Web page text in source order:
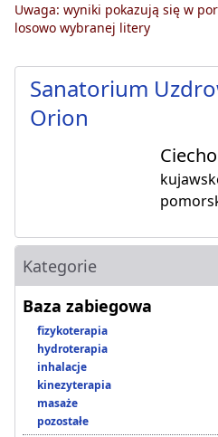
Uwaga: wyniki pokazują się w
losowo wybranej litery
Sanatorium
Orion
Kategorie
Baza zabiegowa
fizykoterapia
hydroterapia
inhalacje
kinezyterapia
masaże
pozostałe